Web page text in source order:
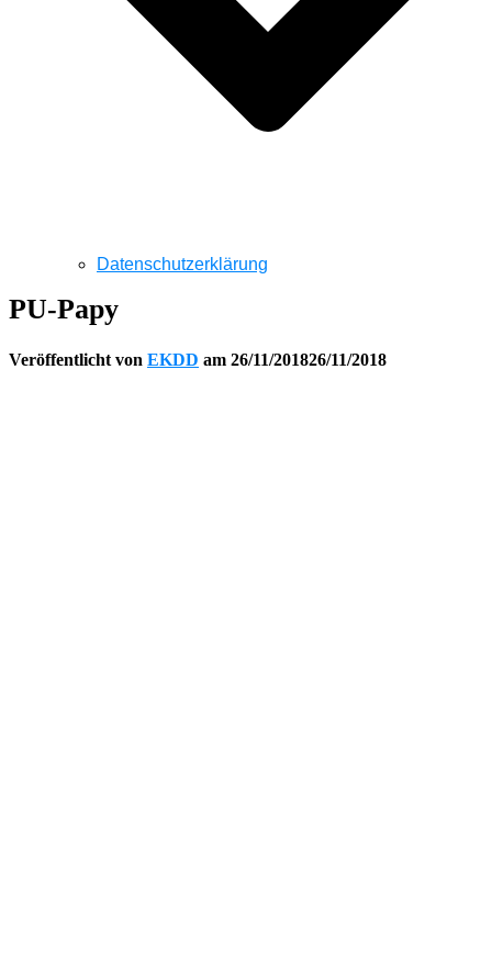
Datenschutzerklärung
PU-Papy
Veröffentlicht von EKDD am 26/11/201826/11/2018